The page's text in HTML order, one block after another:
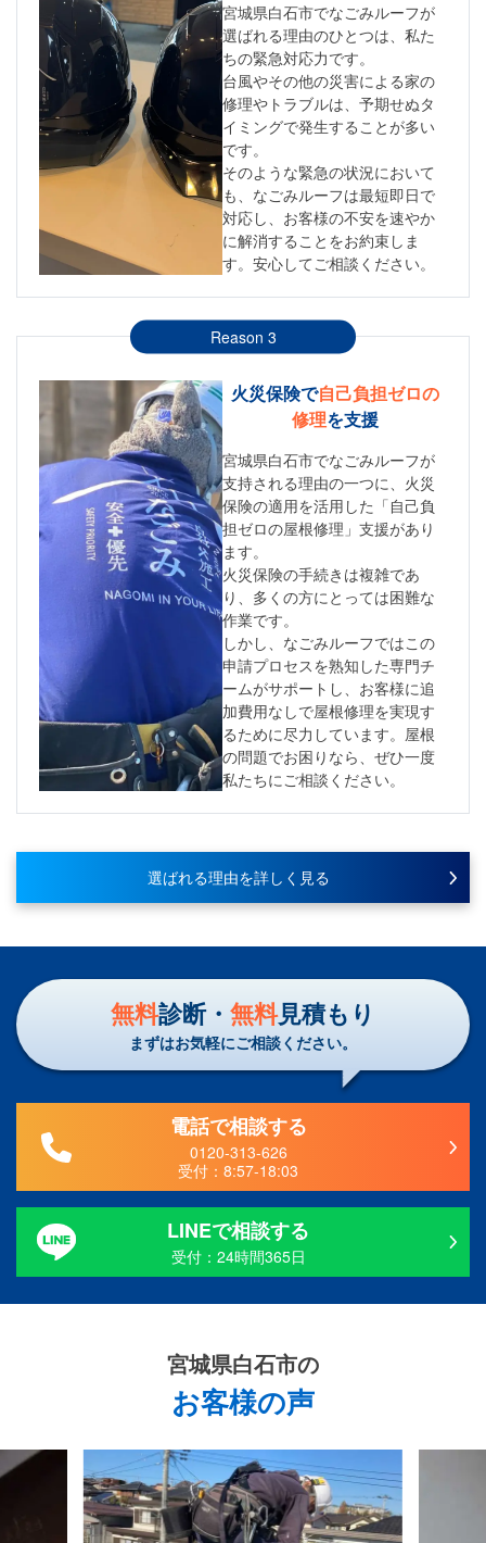
宮城県白石市でなごみルーフが
選ばれる理由のひとつは、私た
ちの緊急対応力です。
台風やその他の災害による家の
修理やトラブルは、予期せぬタ
イミングで発生することが多い
です。
そのような緊急の状況において
も、なごみルーフは最短即日で
対応し、お客様の不安を速やか
に解消することをお約束しま
す。安心してご相談ください。
Reason 3
火災保険で自己負担ゼロの
修理を支援
宮城県白石市でなごみルーフが
支持される理由の一つに、火災
保険の適用を活用した「自己負
担ゼロの屋根修理」支援があり
ます。
火災保険の手続きは複雑であ
り、多くの方にとっては困難な
作業です。
しかし、なごみルーフではこの
申請プロセスを熟知した専門チ
ームがサポートし、お客様に追
加費用なしで屋根修理を実現す
るために尽力しています。屋根
の問題でお困りなら、ぜひ一度
私たちにご相談ください。
選ばれる理由を詳しく見る
無料診断・ 無料見積もり
まずはお気軽にご相談ください。
電話で相談する
0120-313-626
受付：8:57-18:03
LINEで相談する
受付：24時間365日
宮城県白石市の
お客様の声